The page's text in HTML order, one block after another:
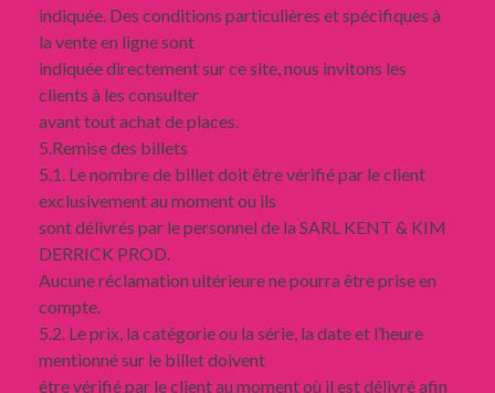
indiquée. Des conditions particulières et spécifiques à
la vente en ligne sont
indiquée directement sur ce site, nous invitons les
clients à les consulter
avant tout achat de places.
5.Remise des billets
5.1. Le nombre de billet doit être vérifié par le client
exclusivement au moment ou ils
sont délivrés par le personnel de la SARL KENT & KIM
DERRICK PROD.
Aucune réclamation ultérieure ne pourra être prise en
compte.
5.2. Le prix, la catégorie ou la série, la date et l’heure
mentionné sur le billet doivent
être vérifié par le client au moment où il est délivré afin